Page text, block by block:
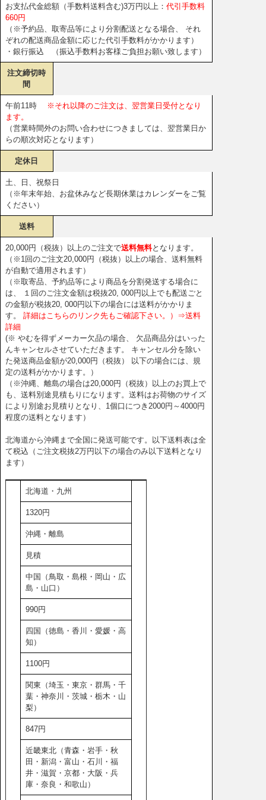
お支払代金総額（手数料送料含む)3万円以上： 代引手数料
660円
（※予約品、取寄品等により分割配送となる場合、 それ
ぞれの配送商品金額に応じた代引手数料がかかります）
・銀行振込 （振込手数料お客様ご負担お願い致します）
注文締切時
間
午前11時
※それ以降のご注文は、翌営業日受付となり
ます。
（営業時間外のお問い合わせにつきましては、翌営業日か
らの順次対応となります）
定休日
土、日、祝祭日
（※年末年始、お盆休みなど長期休業はカレンダーをご覧
ください）
送料
20,000円（税抜）以上のご注文で送料無料となります。
（※1回のご注文20,000円（税抜）以上の場合、送料無料
が自動で適用されます）
（※取寄品、予約品等により商品を分割発送する場合に
は、 １回のご注文金額は税抜20, 000円以上でも配送ごと
の金額が税抜20, 000円以下の場合には送料がかかりま
す。
詳細はこちらのリンク先もご確認下さい。）⇒送料
詳細
(※ やむを得ずメーカー欠品の場合、 欠品商品分はいった
んキャンセルさせていただきます。 キャンセル分を除い
た発送商品金額が20,000円（税抜） 以下の場合には、規
定の送料がかかります。）
（※沖縄、離島の場合は20,000円（税抜）以上のお買上で
も、送料別途見積もりになります。送料はお荷物のサイズ
により別途お見積りとなり、1個口につき2000円～4000円
程度の送料となります）
北海道から沖縄まで全国に発送可能です。以下送料表は全
て税込（ご注文税抜2万円以下の場合のみ以下送料となり
ます）
北海道・九州
1320円
沖縄・離島
見積
中国（鳥取・島根・岡山・広
島・山口）
990円
四国（徳島・香川・愛媛・高
知）
1100円
関東（埼玉・東京・群馬・千
葉・神奈川・茨城・栃木・山
梨）
847円
近畿東北（青森・岩手・秋
田・新潟・富山・石川・福
井・滋賀・京都・大阪・兵
庫・奈良・和歌山）